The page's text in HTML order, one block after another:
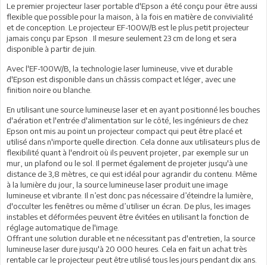
Le premier projecteur laser portable d'Epson a été conçu pour être aussi
flexible que possible pour la maison, à la fois en matière de convivialité
et de conception. Le projecteur EF-100W/B est le plus petit projecteur
jamais conçu par Epson . Il mesure seulement 23 cm de long et sera
disponible à partir de juin.
Avec l'EF-100W/B, la technologie laser lumineuse, vive et durable
d'Epson est disponible dans un châssis compact et léger, avec une
finition noire ou blanche.
En utilisant une source lumineuse laser et en ayant positionné les bouches
d'aération et l'entrée d'alimentation sur le côté, les ingénieurs de chez
Epson ont mis au point un projecteur compact qui peut être placé et
utilisé dans n'importe quelle direction. Cela donne aux utilisateurs plus de
flexibilité quant à l'endroit où ils peuvent projeter, par exemple sur un
mur, un plafond ou le sol. Il permet également de projeter jusqu'à une
distance de 3,8 mètres, ce qui est idéal pour agrandir du contenu. Même
à la lumière du jour, la source lumineuse laser produit une image
lumineuse et vibrante. Il n’est donc pas nécessaire d’éteindre la lumière,
d'occulter les fenêtres ou même d’utiliser un écran. De plus, les images
instables et déformées peuvent être évitées en utilisant la fonction de
réglage automatique de l'image.
Offrant une solution durable et ne nécessitant pas d'entretien, la source
lumineuse laser dure jusqu'à 20 000 heures. Cela en fait un achat très
rentable car le projecteur peut être utilisé tous les jours pendant dix ans.